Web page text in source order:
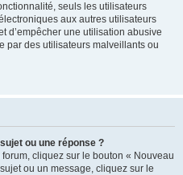
seuls les utilisateurs
aux autres utilisateurs
d’empêcher une utilisation abusive
par des utilisateurs malveillants ou
ou une réponse ?
cliquez sur le bouton « Nouveau
ou un message, cliquez sur le